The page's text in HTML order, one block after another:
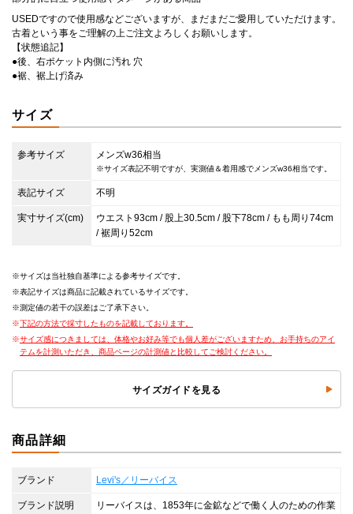
USEDですので使用感などございますが、まだまだご愛用していただけます。
古着という事をご理解の上ご注文よろしくお願いします。
【状態追記】
●後、右ポケット内側に汚れ 穴
●裾、裾上げ済み
サイズ
参考サイズ メンズw36相当
※サイズ表記不明ですが、実測値＆着用感でメンズw36相当です。
表記サイズ 不明
実寸サイズ(cm)
ウエスト93cm / 股上30.5cm / 股下78cm / もも周り74cm
/ 裾周り52cm
サイズは当社独自基準による参考サイズです。
表記サイズは商品に記載されているサイズです。
測定値の若干の誤差はご了承下さい。
下記の方法で採寸したものを記載しております。
サイズ感につきましては、体格やお好み等でも個人差がございますため、お手持ちのアイ
テムを計測いただき、商品ページの計測値と比較してご検討ください。
サイズガイドを見る
商品詳細
ブランド Levi's／リーバイス
ブランド説明
リーバイスは、1853年に金鉱などで働く人のための作業